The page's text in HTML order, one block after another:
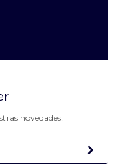
novedades!